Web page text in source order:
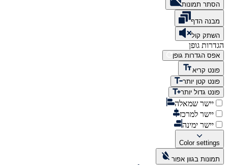
הסתר תמונות
מבנה הדף
השתק קול
הגדרות גופן
אפס הגדרות גופן
פונט קריא
פונט קטן יותר
פונט גדול יותר
יישר שמאלה
יישר למרכז
יישר ימינה
Color settings
תמונות בגוון אפור